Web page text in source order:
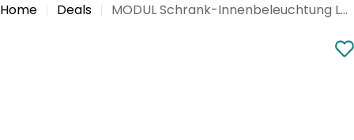
Home Deals MODUL Schrank-Innenbeleuchtung LED